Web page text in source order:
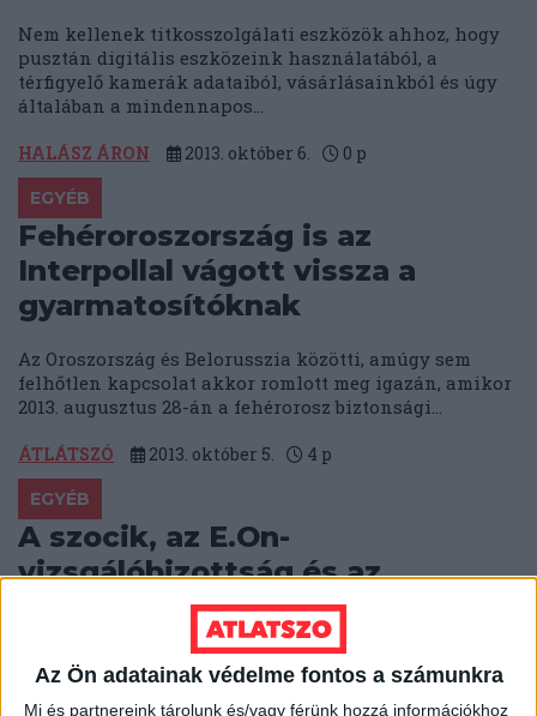
Az Ön adatainak védelme fontos a számunkra
Mi és partnereink tárolunk és/vagy férünk hozzá információkhoz
Nem kellenek titkosszolgálati eszközök ahhoz, hogy
pusztán digitális eszközeink használatából, a
térfigyelő kamerák adataiból, vásárlásainkból és úgy
általában a mindennapos...
HALÁSZ ÁRON 2013. október 6. 0 p
EGYÉB
Fehéroroszország is az
Interpollal vágott vissza a
gyarmatosítóknak
Az Oroszország és Belorusszia közötti, amúgy sem
felhőtlen kapcsolat akkor romlott meg igazán, amikor
2013. augusztus 28-án a fehérorosz biztonsági...
ÁTLÁTSZÓ 2013. október 5. 4 p
EGYÉB
A szocik, az E.On-
vizsgálóbizottság és az
eszkalálódó rezsiháború
A kampány kezdetén a rezsiharc ellen bevethető
egyetlen politikai fegyverét is eldobta az MSZP, amikor
kihátrált az E.On-ügyletet vizsgáló parlamenti...